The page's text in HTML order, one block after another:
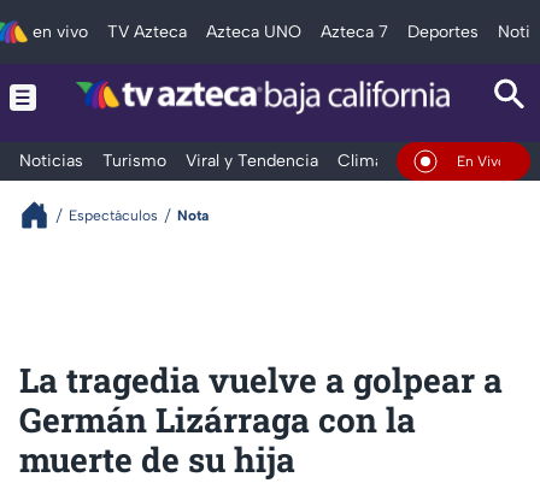
en vivo TV Azteca Azteca UNO Azteca 7 Deportes
Noticias Turismo Viral y Tendencia Clima Deportes
En Vivo
Espectáculos Nota
La tragedia vuelve a golpear a
Germán Lizárraga con la
muerte de su hija